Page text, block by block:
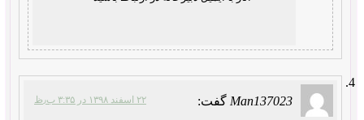
Man137023 گفت: ۲۲ اسفند ۱۳۹۸ در ۳:۳۵ ب٫ظ